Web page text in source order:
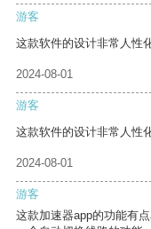
游客
这款软件的设计非常人性
2024-08-01
游客
这款软件的设计非常人性
2024-08-01
游客
这款加速器app的功能有